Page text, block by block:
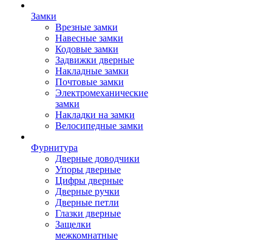
Замки
Врезные замки
Навесные замки
Кодовые замки
Задвижки дверные
Накладные замки
Почтовые замки
Электромеханические
замки
Накладки на замки
Велосипедные замки
Фурнитура
Дверные доводчики
Упоры дверные
Цифры дверные
Дверные ручки
Дверные петли
Глазки дверные
Защелки
межкомнатные